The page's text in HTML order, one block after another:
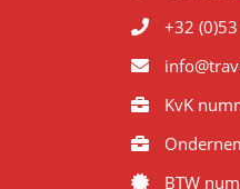
+32
KvK
BTW